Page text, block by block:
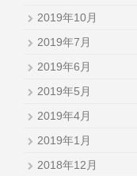
2019年10月
2019年7月
2019年6月
2019年5月
2019年4月
2019年1月
2018年12月